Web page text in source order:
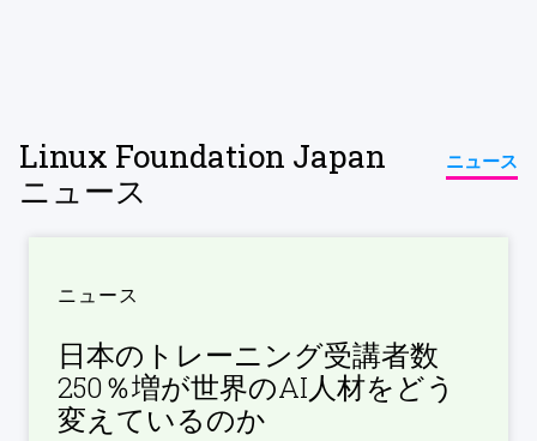
Linux Foundation Japan
ニュース
ニュース
ニュース
日本のトレーニング受講者数
250％増が世界のAI人材をどう
変えているのか